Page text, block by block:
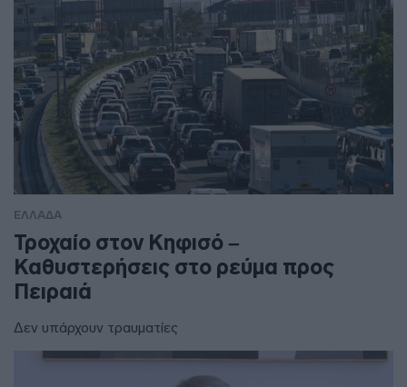
ΕΛΛΑΔΑ
Τροχαίο στον Κηφισό –
Καθυστερήσεις στο ρεύμα προς
Πειραιά
Δεν υπάρχουν τραυματίες